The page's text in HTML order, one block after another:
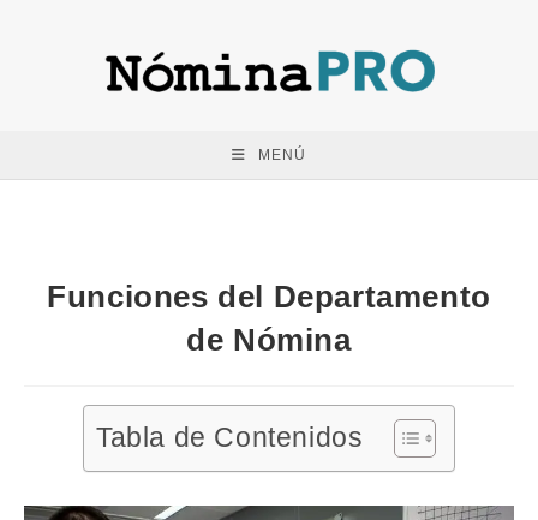
MENÚ
Funciones del Departamento
de Nómina
Tabla de Contenidos